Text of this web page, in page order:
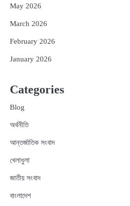
May 2026
March 2026
February 2026
January 2026
Categories
Blog
অর্থনীতি
আন্তর্জাতিক সংবাদ
খেলাধুলা
জাতীয় সংবাদ
বাংলাদেশ